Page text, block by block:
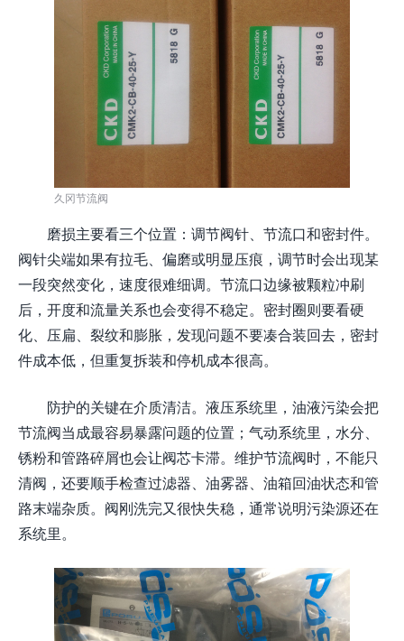
久冈节流阀
磨损主要看三个位置：调节阀针、节流口和密封件。
阀针尖端如果有拉毛、偏磨或明显压痕，调节时会出现某
一段突然变化，速度很难细调。节流口边缘被颗粒冲刷
后，开度和流量关系也会变得不稳定。密封圈则要看硬
化、压扁、裂纹和膨胀，发现问题不要凑合装回去，密封
件成本低，但重复拆装和停机成本很高。
防护的关键在介质清洁。液压系统里，油液污染会把
节流阀当成最容易暴露问题的位置；气动系统里，水分、
锈粉和管路碎屑也会让阀芯卡滞。维护节流阀时，不能只
清阀，还要顺手检查过滤器、油雾器、油箱回油状态和管
路末端杂质。阀刚洗完又很快失稳，通常说明污染源还在
系统里。